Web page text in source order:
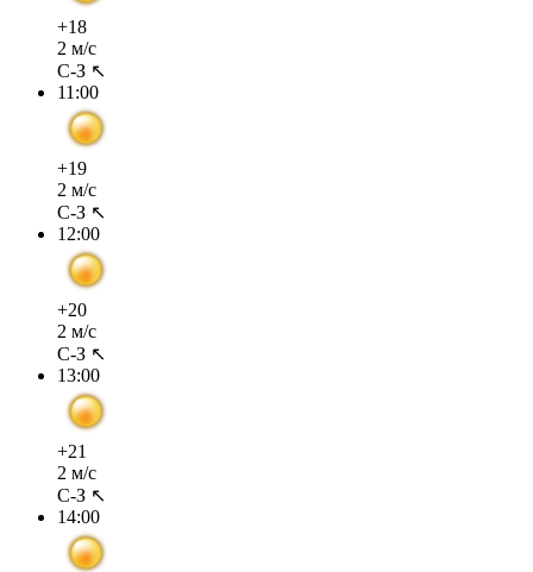
+18
2 м/с
С-З ↖
11:00
+19
2 м/с
С-З ↖
12:00
+20
2 м/с
С-З ↖
13:00
+21
2 м/с
С-З ↖
14:00